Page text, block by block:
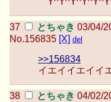
とちゃき 03/04/
No.156835 [X] del
>>156834
イエイイエイイ
とちゃき 04/02/